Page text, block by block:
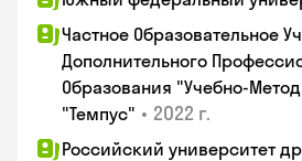
Частное Образовательное
Дополнительного
Образования "Учебно-
"Темпус" • 2022 г.
Российский университет